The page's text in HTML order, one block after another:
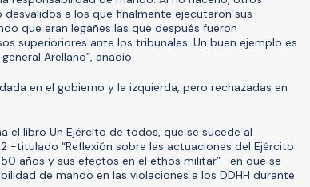
a los que finalmente ejecutaron sus
que eran legañes las que después fueron
superioriores ante los tribunales: Un buen ejemplo es
Arellano”, añadió.
en el gobierno y la izquierda, pero rechazadas en
el libro Un Ejército de todos, que se sucede al
-titulado “Reflexión sobre las actuaciones del Ejército
años y sus efectos en el ethos militar”- en que se
de mando en las violaciones a los DDHH durante